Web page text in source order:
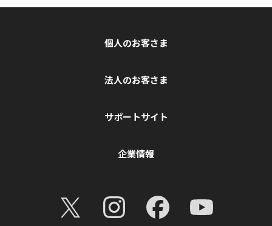
個人のお客さま
法人のお客さま
サポートサイト
企業情報